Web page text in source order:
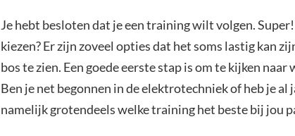
Je hebt besloten dat je een training wilt volgen.
kiezen? Er zijn zoveel opties dat het soms lastig kan
bos te zien. Een goede eerste stap is om te kijken
Ben je net begonnen in de elektrotechniek of heb je
namelijk grotendeels welke training het beste bij jou